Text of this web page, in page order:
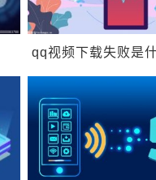
qq视频下载失败是